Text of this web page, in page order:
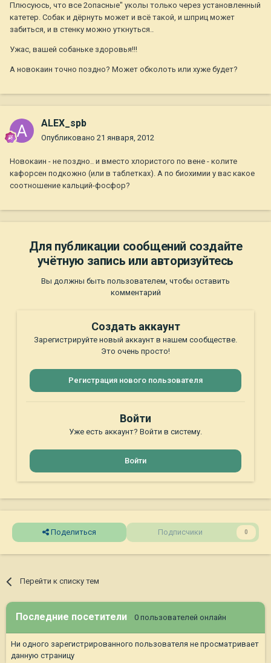
Плюсуюсь, что все 2опасные" уколы только через установленный
катетер. Собак и дёрнуть может и всё такой, и шприц может
забиться, и в стенку можно уткнуться..
Ужас, вашей собаньке здоровья!!!
А новокаин точно поздно? Может обколоть или хуже будет?
ALEX_spb
Опубликовано 21 января, 2012
Новокаин - не поздно.. и вместо хлористого по вене - колите
кафорсен подкожно (или в таблетках). А по биохимии у вас какое
соотношение кальций-фосфор?
Для публикации сообщений создайте
учётную запись или авторизуйтесь
Вы должны быть пользователем, чтобы оставить
комментарий
Создать аккаунт
Зарегистрируйте новый аккаунт в нашем сообществе.
Это очень просто!
Регистрация нового пользователя
Войти
Уже есть аккаунт? Войти в систему.
Войти
Поделиться Подписчики 0
Перейти к списку тем
Последние посетители 0 пользователей онлайн
Ни одного зарегистрированного пользователя не просматривает
данную страницу